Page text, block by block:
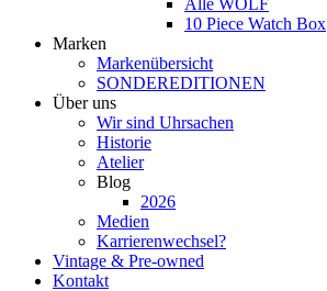
10 Piece Watch Box
Marken
Markenübersicht
SONDEREDITIONEN
Über uns
Wir sind Uhrsachen
Historie
Atelier
Blog
2026
Medien
Karrierenwechsel?
Vintage & Pre-owned
Kontakt